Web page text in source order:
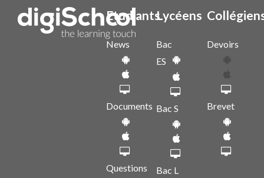
Etudiants
News
Documents
Questions
Lycéens
Bac
ES
Bac S
Bac L
Devoirs
Brevet